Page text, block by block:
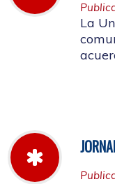
La